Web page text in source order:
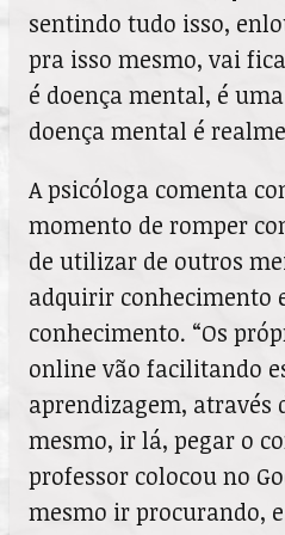
sentindo tudo isso,
pra isso mesmo, vai
é doença mental, é
doença mental é
A psicóloga comenta
momento de romper
de utilizar de outros
adquirir conhecimento
conhecimento. “Os
online vão facilitando
aprendizagem, através
mesmo, ir lá, pegar o
professor colocou no
mesmo ir procurando,